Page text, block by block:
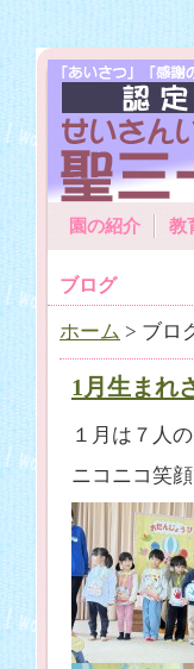
園の紹介 教
ブログ
ホーム > ブロ
1月生まれ
１月は７人
ニコニコ笑